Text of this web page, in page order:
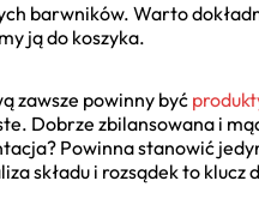
barwników. Warto
ją do koszyka.
zawsze powinny być
Dobrze zbilansowana i
Powinna stanowić
składu i rozsądek to klucz